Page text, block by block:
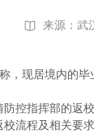
来源：武
，现居境内的
控指挥部的返
流程及相关要